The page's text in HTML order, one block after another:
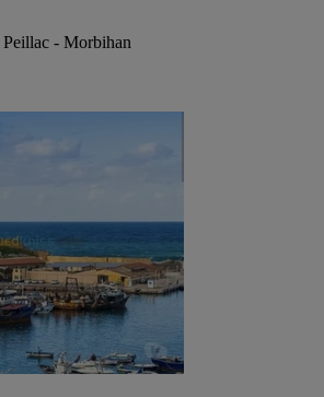
- Morbihan